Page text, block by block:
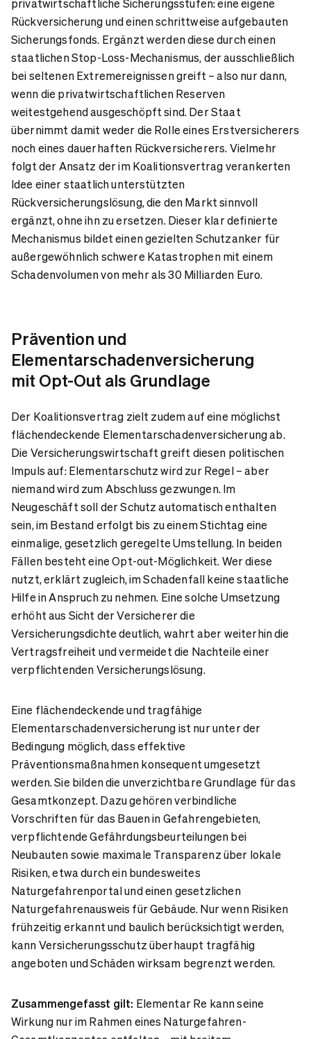
privatwirtschaftliche Sicherungsstufen: eine eigene
Rückversicherung und einen schrittweise aufgebauten
Sicherungsfonds. Ergänzt werden diese durch einen
staatlichen Stop-Loss-Mechanismus, der ausschließlich
bei seltenen Extremereignissen greift – also nur dann,
wenn die privatwirtschaftlichen Reserven
weitestgehend ausgeschöpft sind. Der Staat
übernimmt damit weder die Rolle eines Erstversicherers
noch eines dauerhaften Rückversicherers. Vielmehr
folgt der Ansatz der im Koalitionsvertrag verankerten
Idee einer staatlich unterstützten
Rückversicherungslösung, die den Markt sinnvoll
ergänzt, ohne ihn zu ersetzen. Dieser klar definierte
Mechanismus bildet einen gezielten Schutzanker für
außergewöhnlich schwere Katastrophen mit einem
Schadenvolumen von mehr als 30 Milliarden Euro.
Prävention und
Elementarschadenversicherung
mit Opt-Out als Grundlage
Der Koalitionsvertrag zielt zudem auf eine möglichst
flächendeckende Elementarschadenversicherung ab.
Die Versicherungswirtschaft greift diesen politischen
Impuls auf: Elementarschutz wird zur Regel – aber
niemand wird zum Abschluss gezwungen. Im
Neugeschäft soll der Schutz automatisch enthalten
sein, im Bestand erfolgt bis zu einem Stichtag eine
einmalige, gesetzlich geregelte Umstellung. In beiden
Fällen besteht eine Opt-out-Möglichkeit. Wer diese
nutzt, erklärt zugleich, im Schadenfall keine staatliche
Hilfe in Anspruch zu nehmen. Eine solche Umsetzung
erhöht aus Sicht der Versicherer die
Versicherungsdichte deutlich, wahrt aber weiterhin die
Vertragsfreiheit und vermeidet die Nachteile einer
verpflichtenden Versicherungslösung.
Eine flächendeckende und tragfähige
Elementarschadenversicherung ist nur unter der
Bedingung möglich, dass effektive
Präventionsmaßnahmen konsequent umgesetzt
werden. Sie bilden die unverzichtbare Grundlage für das
Gesamtkonzept. Dazu gehören verbindliche
Vorschriften für das Bauen in Gefahrengebieten,
verpflichtende Gefährdungsbeurteilungen bei
Neubauten sowie maximale Transparenz über lokale
Risiken, etwa durch ein bundesweites
Naturgefahrenportal und einen gesetzlichen
Naturgefahrenausweis für Gebäude. Nur wenn Risiken
frühzeitig erkannt und baulich berücksichtigt werden,
kann Versicherungsschutz überhaupt tragfähig
angeboten und Schäden wirksam begrenzt werden.
Zusammengefasst gilt: Elementar Re kann seine
Wirkung nur im Rahmen eines Naturgefahren-